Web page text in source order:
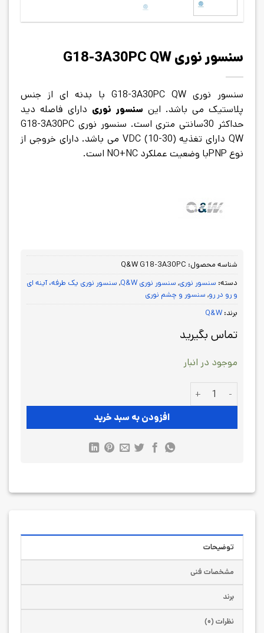
سنسور نوری G18-3A30PC QW
سنسور نوری G18-3A30PC QW با بدنه ای از جنس
پلاستیک می باشد. این سنسور نوری دارای فاصله دید
حداکثر 30سانتی متری است. سنسور نوری G18-3A30PC
QW
دارای تغذیه (30-10) VDC می باشد. دارای خروجی از
نوع PNPبا وضعیت عملکرد
NO+NC است.
شناسه محصول: Q&W G18-3A30PC
دسته: سنسور نوری, سنسور نوری Q&W , سنسور نوری یک طرفه، آینه ای
و رو در رو, سنسور و چشم نوری
برند: Q&W
تماس بگیرید
موجود در انبار
سنسور نوری G18-3A30PC QW عدد
افزودن به سبد خرید
توضیحات
مشخصات فنی
برند
نظرات (۰)